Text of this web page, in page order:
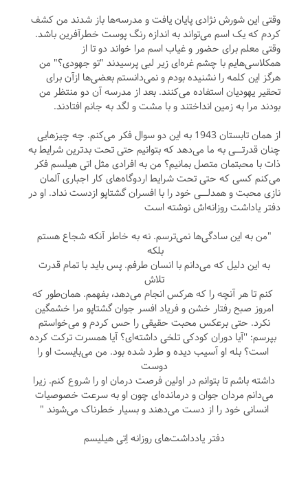
وقتی این شورش نژادی پایان یافت و مدرسه‌ها باز شدند من کشف
کردم که یک اسم می‌تواند به اندازه رنگ پوست خطرآفرین باشد.
وقتی معلم برای حضور و غیاب اسم مرا خواند دو تا از
همکلاسی‌هایم با چشم غره‌ای زیر لبی پرسیدند "تو جهودی؟" من
هرگز این کلمه را نشنیده بودم و نمی‌دانستم بعضی‌ها ازآن برای
تحقیر یهودیان استفاده می‌کنند. بعد از مدرسه آن دو منتظر من
بودند مرا به زمین انداختند و با مشت و لگد به جانم افتادند.
از همان تابستان 1943 به این دو سوال فکر می‌کنم. چه چیزهایی
چنان قدرتــی به ما می‌دهد که بتوانیم حتی تحت بدترین شرایط به
ذات با محبتمان متصل بمانیم؟ من به افرادی مثل اتی هیلسم فکر
می‌کنم کسی که حتی تحت شرایط اردوگاه‌های کار اجباری آلمان
نازی محبت و همدلــی خود را با افسران گشتاپو ازدست نداد. او در
دفتر یاداشت روزانه‌اش نوشته است
"من به این سادگی‌ها نمی‌ترسم. نه به خاطر آنکه شجاع هستم
بلکه
به این دلیل که می‌دانم با انسان طرفم. پس باید با تمام قدرت
تلاش
کنم تا هر آنچه را که هرکس انجام می‌دهد، بفهمم. همان‌طور که
امروز صبح رفتار خشن و فریاد افسر جوان گشتاپو مرا خشمگین
نکرد. حتی برعکس محبت حقیقی را حس کردم و می‌خواستم
بپرسم: ''آیا دوران کودکی تلخی داشته‌ای؟ آیا همسرت ترکت کرده
است؟ بله او آسیب دیده و طرد شده بود. من می‌بایست او را
دوست
داشته باشم تا بتوانم در اولین فرصت درمان او را شروع کنم. زیرا
می‌دانم مردان جوان و درمانده‌ای چون او به سرعت خصوصیات
انسانی خود را از دست می‌دهند و بسیار خطرناک می‌شوند "
دفتر یادداشت‌های روزانه اِتی هیلیسم